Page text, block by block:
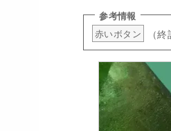
赤いボタン （